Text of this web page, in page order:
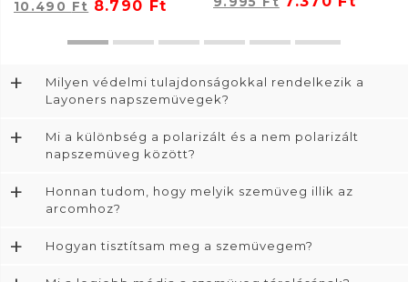
10.490 Ft 8.790 Ft
+
Milyen védelmi tulajdonságokkal rendelkezik a
Layoners napszemüvegek?
+
Mi a különbség a polarizált és a nem polarizált
napszemüveg között?
+
Honnan tudom, hogy melyik szemüveg illik az
arcomhoz?
+ Hogyan tisztítsam meg a szemüvegem?